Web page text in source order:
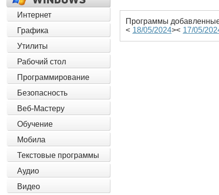
Интернет
Графика
Утилиты
Рабочий стол
Программирование
Безопасность
Веб-Мастеру
Обучение
Мобила
Текстовые программы
Аудио
Видео
Программы
< 18/05/2024>< 17/05/